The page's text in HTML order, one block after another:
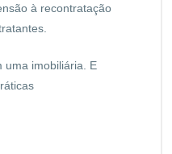
à recontratação
uma imobiliária. E